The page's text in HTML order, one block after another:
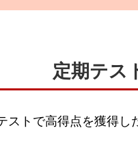
定期テス
ストで高得点を獲得し